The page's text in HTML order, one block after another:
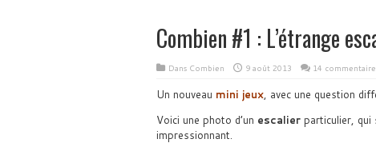
Combien #1 : L’étrange
Dans Combien 9 août 2013 14
Un nouveau mini jeux, avec une question
Voici une photo d’un escalierparticulier, qui
impressionnant.